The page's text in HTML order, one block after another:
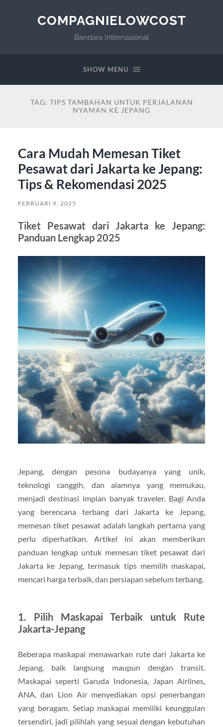
COMPAGNIELOWCOST
Bandara Internasional
SHOW MENU
TAG: TIPS TAMBAHAN UNTUK PERJALANAN
NYAMAN KE JEPANG
Cara Mudah Memesan Tiket
Pesawat dari Jakarta ke Jepang:
Tips & Rekomendasi 2025
FEBRUARI 9, 2025
Tiket Pesawat dari Jakarta ke Jepang:
Panduan Lengkap 2025
Jepang, dengan pesona budayanya yang unik,
teknologi canggih, dan alamnya yang memukau,
menjadi destinasi impian banyak traveler. Bagi Anda
yang berencana terbang dari Jakarta ke Jepang,
memesan tiket pesawat adalah langkah pertama yang
perlu diperhatikan. Artikel ini akan memberikan
panduan lengkap untuk memesan tiket pesawat dari
Jakarta ke Jepang, termasuk tips memilih maskapai,
mencari harga terbaik, dan persiapan sebelum terbang.
1. Pilih Maskapai Terbaik untuk Rute
Jakarta-Jepang
Beberapa maskapai menawarkan rute dari Jakarta ke
Jepang, baik langsung maupun dengan transit.
Maskapai seperti Garuda Indonesia, Japan Airlines,
ANA, dan Lion Air menyediakan opsi penerbangan
yang beragam. Setiap maskapai memiliki keunggulan
tersendiri, jadi pilihlah yang sesuai dengan kebutuhan